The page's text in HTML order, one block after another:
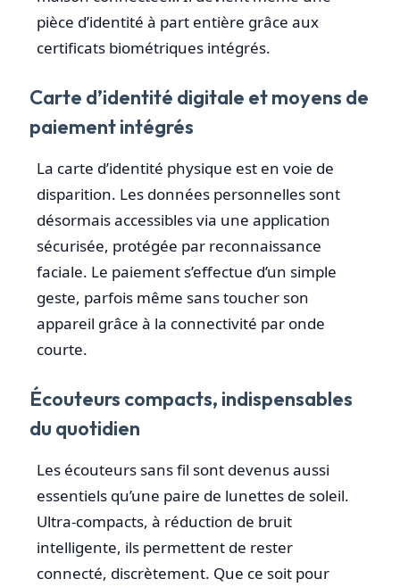
pièce d’identité à part entière grâce aux
certificats biométriques intégrés.
Carte d’identité digitale et moyens de
paiement intégrés
La carte d’identité physique est en voie de
disparition. Les données personnelles sont
désormais accessibles via une application
sécurisée, protégée par reconnaissance
faciale. Le paiement s’effectue d’un simple
geste, parfois même sans toucher son
appareil grâce à la connectivité par onde
courte.
Écouteurs compacts, indispensables
du quotidien
Les écouteurs sans fil sont devenus aussi
essentiels qu’une paire de lunettes de soleil.
Ultra-compacts, à réduction de bruit
intelligente, ils permettent de rester
connecté, discrètement. Que ce soit pour